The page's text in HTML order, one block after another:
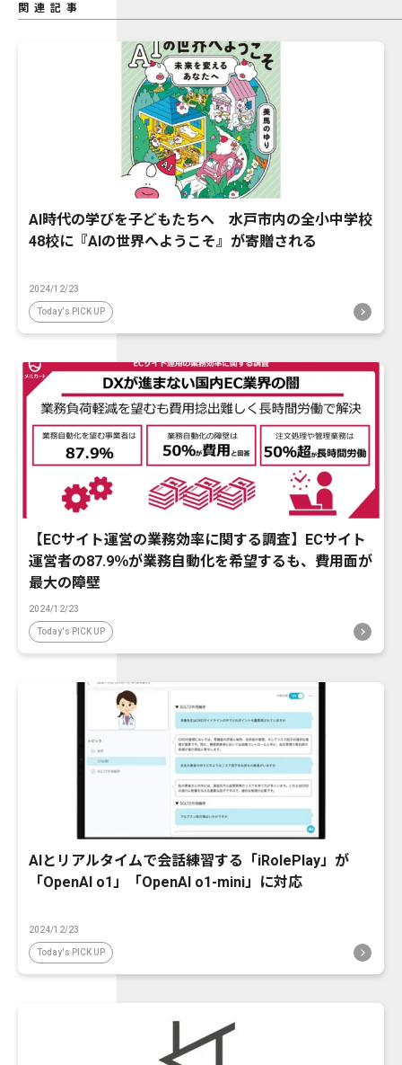
関連記事
AI時代の学びを子どもたちへ 水戸市内の全小中学校
48校に『AIの世界へようこそ』が寄贈される
2024/12/23
Today's PICK UP
【ECサイト運営の業務効率に関する調査】ECサイト
運営者の87.9％が業務自動化を希望するも、費用面が
最大の障壁
2024/12/23
Today's PICK UP
AIとリアルタイムで会話練習する「iRolePlay」が
「OpenAI o1」「OpenAI o1-mini」に対応
2024/12/23
Today's PICK UP